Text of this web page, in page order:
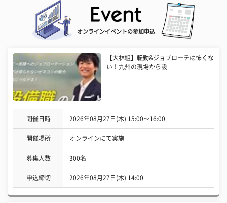
オンラインイベントの参加申込
【大林組】転勤&ジョブローテは怖くな
い！九州の現場から設
開催日時 2026年08月27日(木) 15:00〜16:00
開催場所 オンラインにて実施
募集人数 300名
申込締切 2026年08月27日(木) 14:00